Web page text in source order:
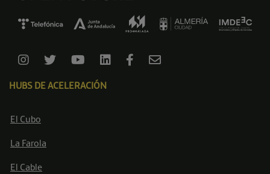
HUBS DE ACELERACIÓN
El Cubo
La Farola
El Cable